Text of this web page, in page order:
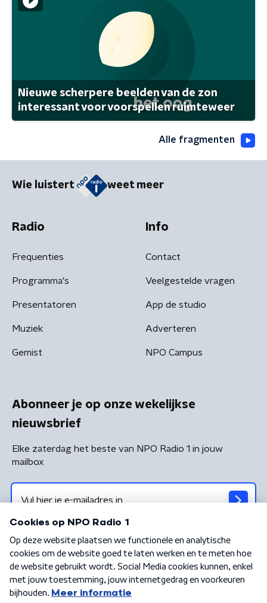
Nieuwe scherpere beelden van de zon
interessant voor voorspellen ruimteweer
Alle fragmenten
Wie luistert weet meer
Radio
Frequenties
Programma's
Presentatoren
Muziek
Gemist
Info
Contact
Veelgestelde vragen
App de studio
Adverteren
NPO Campus
Abonneer je op onze wekelijkse
nieuwsbrief
Elke zaterdag het beste van NPO Radio 1 in jouw
mailbox
Algemene voorwaarden